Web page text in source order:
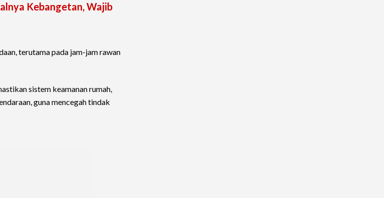
Kebangetan, Wajib
terutama pada jam-jam rawan
sistem keamanan rumah,
guna mencegah tindak